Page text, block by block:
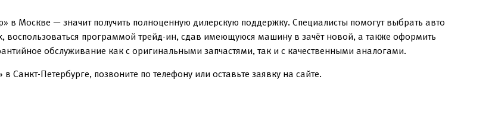
в Москве — значит получить полноценную дилерскую поддержку. Специалисты помогут выбрать авто
воспользоваться программой трейд-ин, сдав имеющуюся машину в зачёт новой, а также оформить
обслуживание как с оригинальными запчастями, так и с качественными аналогами.
Петербурге, позвоните по телефону или оставьте заявку на сайте.